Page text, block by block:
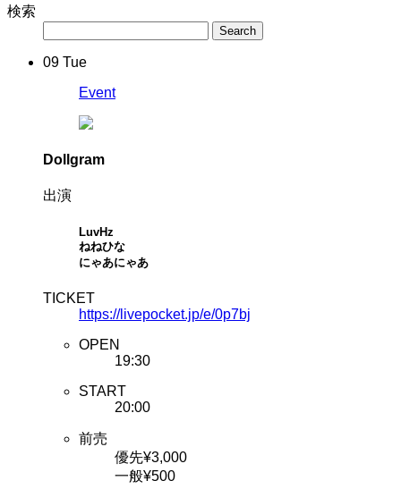
検索
09 Tue
Event
Dollgram
出演
LuvHz
ねねひな
にゃあにゃあ
TICKET
https://livepocket.jp/e/0p7bj
OPEN
19:30
START
20:00
前売
優先¥3,000
一般¥500